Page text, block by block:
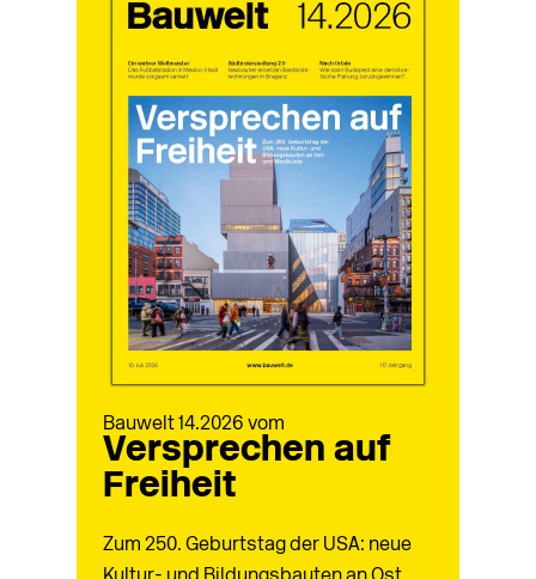
Bauwelt 14.2026 vom
Versprechen auf
Freiheit
Zum 250. Geburtstag der USA: neue